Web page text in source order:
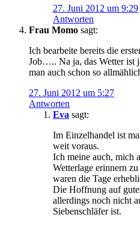
27. Juni 2012 um 9:29
Antworten
Frau Momo sagt:
Ich bearbeite bereits die
Job….. Na ja, das Wetter ist
man auch schon so
27. Juni 2012 um 5:27
Antworten
Eva sagt:
Im Einzelhandel ist
weit voraus.
Ich meine auch, mich
Wetterlage erinnern
waren die Tage
Die Hoffnung auf
allerdings noch nicht
Siebenschläfer ist.